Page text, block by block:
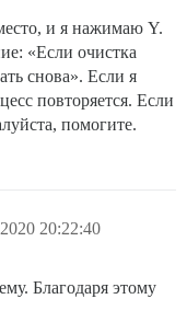
и я нажимаю Y.
«Если очистка
снова». Если я
повторяется. Если
помогите.
20:22:40
Благодаря этому